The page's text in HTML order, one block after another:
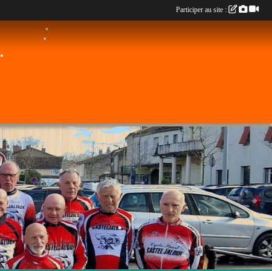
Participer au site :
•
•